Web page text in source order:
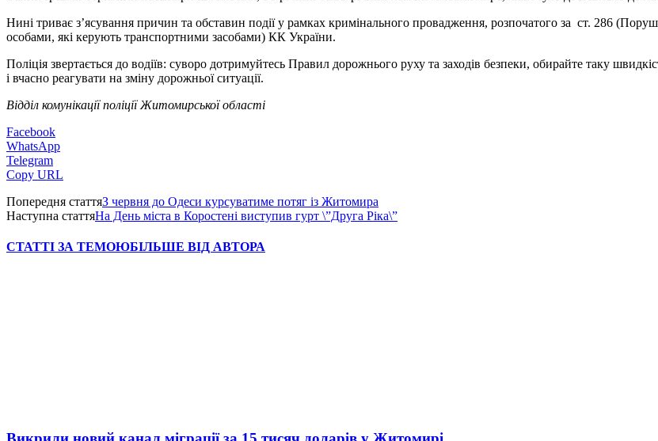
Нині триває з’ясування причин та обставин події у рамках кримінального провадження, розпочатого за ст. 286
особами, які керують транспортними засобами) КК України.
Поліція звертається до водіїв: суворо дотримуйтесь Правил дорожнього руху та заходів безпеки, обирайте таку
і вчасно реагувати на зміну дорожньої ситуації.
Відділ комунікації поліції Житомирської області
Facebook
WhatsApp
Telegram
Copy URL
Попередня статтяЗ червня до Одеси курсуватиме потяг із Житомира
Наступна статтяНа День міста в Коростені виступив гурт \”Друга Ріка\”
СТАТТІ ЗА ТЕМОЮБІЛЬШЕ ВІД АВТОРА